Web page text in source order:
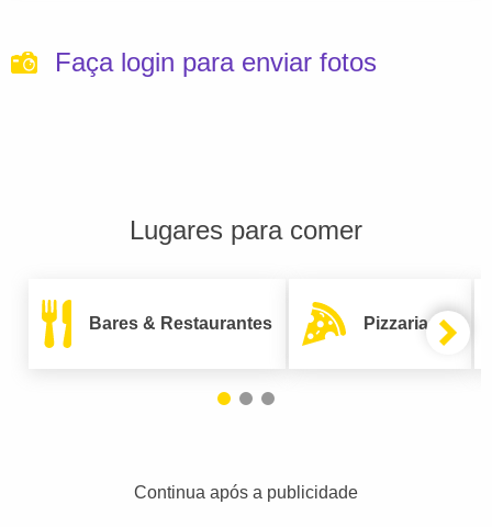
Faça login para enviar fotos
Lugares para comer
Bares & Restaurantes Pizzarias
Continua após a publicidade